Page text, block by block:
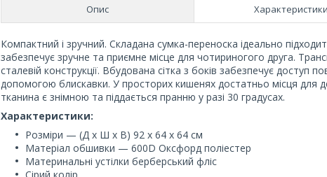
Опис Характеристики
Компактний і зручний. Складана сумка-переноска ідеально
забезпечує зручне та приємне місце для чотириногого друга.
сталевій конструкції. Вбудована сітка з боків забезпечує доступ
допомогою блискавки. У просторих кишенях достатньо місця для
тканина є знімною та піддається пранню у разі 30 градусах.
Характеристики:
Розміри — (Д х Ш х В) 92 х 64 х 64 см
Матеріал обшивки — 600D Оксфорд поліестер
Материнальні устілки берберський фліс